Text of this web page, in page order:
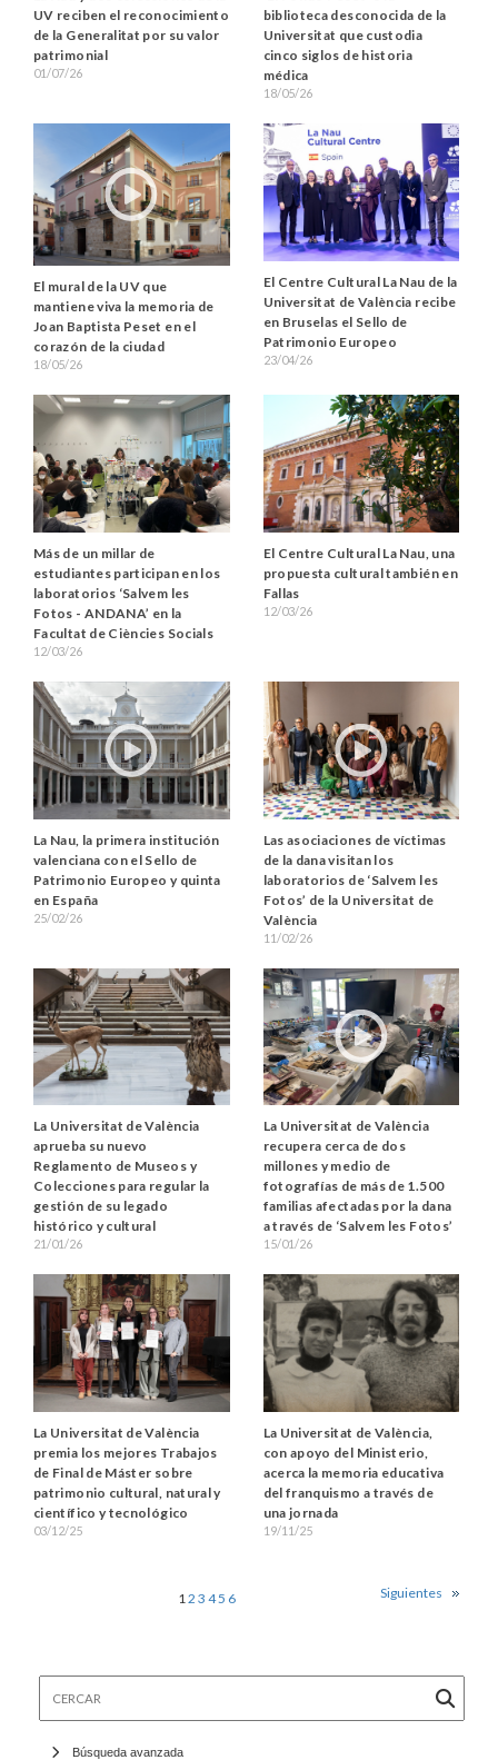
UV reciben el reconocimiento
de la Generalitat por su valor
patrimonial
01/07/26
biblioteca desconocida de la
Universitat que custodia
cinco siglos de historia
médica
18/05/26
El mural de la UV que
mantiene viva la memoria de
Joan Baptista Peset en el
corazón de la ciudad
18/05/26
El Centre Cultural La Nau de la
Universitat de València recibe
en Bruselas el Sello de
Patrimonio Europeo
23/04/26
Más de un millar de
estudiantes participan en los
laboratorios ‘Salvem les
Fotos - ANDANA’ en la
Facultat de Ciències Socials
12/03/26
El Centre Cultural La Nau, una
propuesta cultural también en
Fallas
12/03/26
La Nau, la primera institución
valenciana con el Sello de
Patrimonio Europeo y quinta
en España
25/02/26
Las asociaciones de víctimas
de la dana visitan los
laboratorios de ‘Salvem les
Fotos’ de la Universitat de
València
11/02/26
La Universitat de València
aprueba su nuevo
Reglamento de Museos y
Colecciones para regular la
gestión de su legado
histórico y cultural
21/01/26
La Universitat de València
recupera cerca de dos
millones y medio de
fotografías de más de 1.500
familias afectadas por la dana
a través de ‘Salvem les Fotos’
15/01/26
La Universitat de València
premia los mejores Trabajos
de Final de Máster sobre
patrimonio cultural, natural y
científico y tecnológico
03/12/25
La Universitat de València,
con apoyo del Ministerio,
acerca la memoria educativa
del franquismo a través de
una jornada
19/11/25
1 2 3 45 6 Siguientes
Búsqueda avanzada